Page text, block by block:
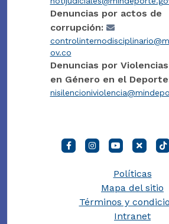
Denuncias por actos de
corrupción:
ov.co
Denuncias por
en Género en el
Políticas
Mapa del sitio
Términos y
Intranet